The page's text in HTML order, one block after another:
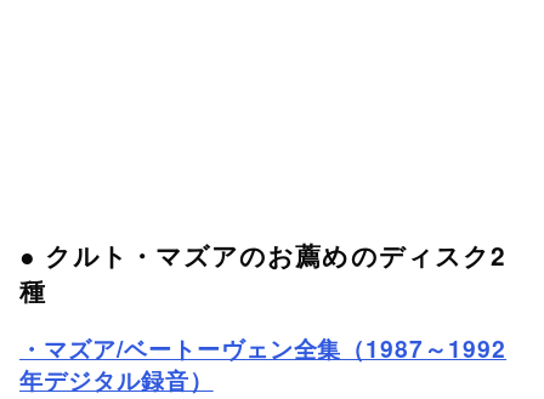
● クルト・マズアのお薦めのディスク2
種
・ マズア/ベートーヴェン全集（1987～1992
年デジタル録音）